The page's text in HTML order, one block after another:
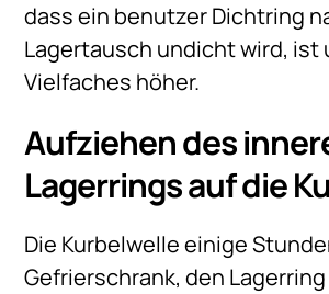
dass ein benutzer Dichtring
Lagertausch undicht wird, ist
Vielfaches höher.
Aufziehen des
Lagerrings auf die
Die Kurbelwelle einige
Gefrierschrank, den